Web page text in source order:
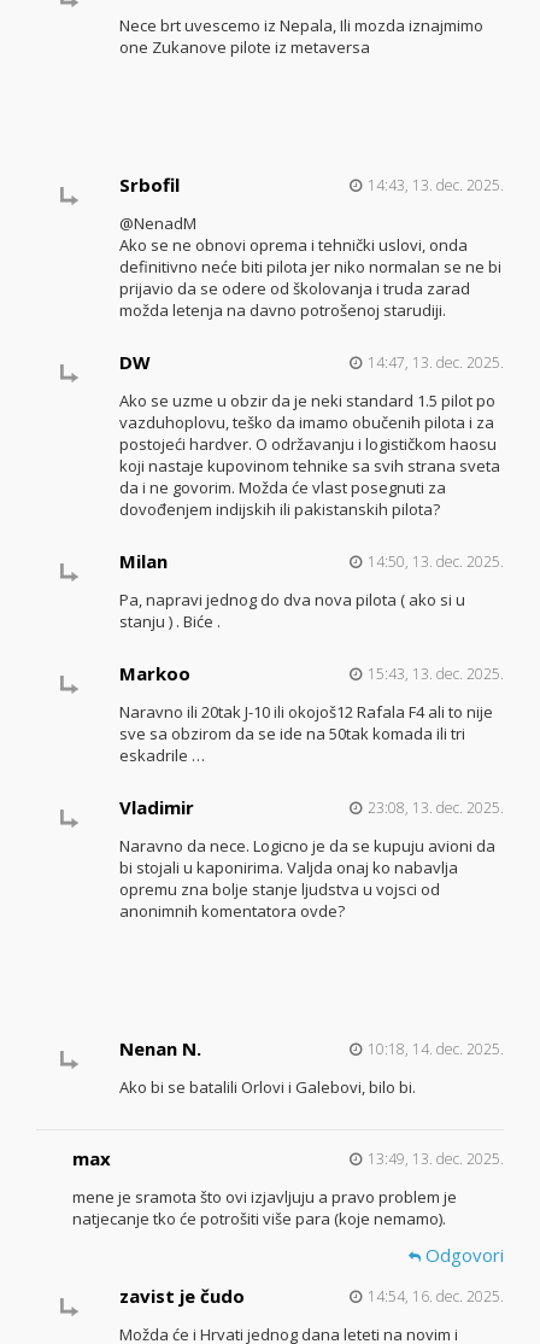
Nece brt uvescemo iz Nepala, Ili mozda iznajmimo
one Zukanove pilote iz metaversa
Srbofil 14:43, 13. dec. 2025.
@NenadM
Ako se ne obnovi oprema i tehnički uslovi, onda
definitivno neće biti pilota jer niko normalan se ne bi
prijavio da se odere od školovanja i truda zarad
možda letenja na davno potrošenoj starudiji.
DW 14:47, 13. dec. 2025.
Ako se uzme u obzir da je neki standard 1.5 pilot po
vazduhoplovu, teško da imamo obučenih pilota i za
postojeći hardver. O održavanju i logističkom haosu
koji nastaje kupovinom tehnike sa svih strana sveta
da i ne govorim. Možda će vlast posegnuti za
dovođenjem indijskih ili pakistanskih pilota?
Milan 14:50, 13. dec. 2025.
Pa, napravi jednog do dva nova pilota ( ako si u
stanju ) . Biće .
Markoo 15:43, 13. dec. 2025.
Naravno ili 20tak J-10 ili okojoš12 Rafala F4 ali to nije
sve sa obzirom da se ide na 50tak komada ili tri
eskadrile …
Vladimir 23:08, 13. dec. 2025.
Naravno da nece. Logicno je da se kupuju avioni da
bi stojali u kaponirima. Valjda onaj ko nabavlja
opremu zna bolje stanje ljudstva u vojsci od
anonimnih komentatora ovde?
Nenan N. 10:18, 14. dec. 2025.
Ako bi se batalili Orlovi i Galebovi, bilo bi.
max 13:49, 13. dec. 2025.
mene je sramota što ovi izjavljuju a pravo problem je
natjecanje tko će potrošiti više para (koje nemamo).
Odgovori
zavist je čudo
14:54, 16. dec. 2025.
Možda će i Hrvati jednog dana leteti na novim i